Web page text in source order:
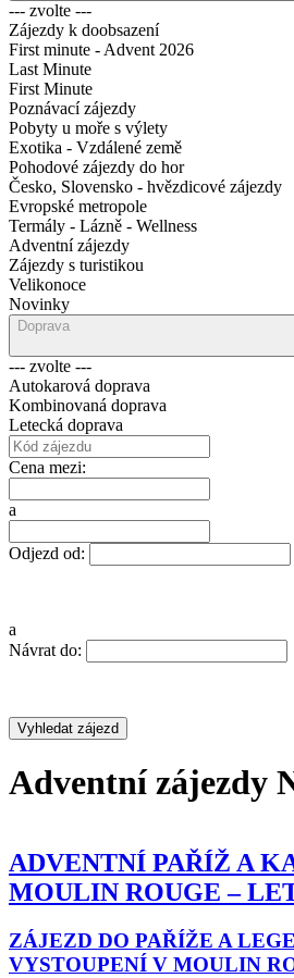
--- zvolte ---
Zájezdy k doobsazení
First minute - Advent 2026
Last Minute
First Minute
Poznávací zájezdy
Pobyty u moře s výlety
Exotika - Vzdálené země
Pohodové zájezdy do hor
Česko, Slovensko - hvězdicové zájezdy
Evropské metropole
Termály - Lázně - Wellness
Adventní zájezdy
Zájezdy s turistikou
Velikonoce
Novinky
Doprava
--- zvolte ---
Autokarová doprava
Kombinovaná doprava
Letecká doprava
Cena mezi:
a
Odjezd od:
a
Návrat do:
Adventní zájezdy
ADVENTNÍ PAŘÍŽ A
MOULIN ROUGE –
ZÁJEZD DO PAŘÍŽE A
VYSTOUPENÍ V MOULIN